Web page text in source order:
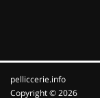
pelliccerie.info
Copyright © 2026